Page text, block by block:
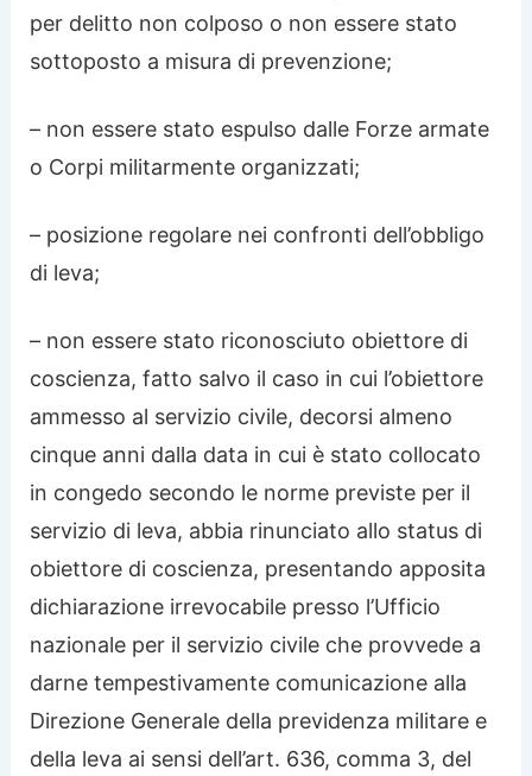
per delitto non colposo o non essere stato
sottoposto a misura di prevenzione;
– non essere stato espulso dalle Forze armate
o Corpi militarmente organizzati;
– posizione regolare nei confronti dell’obbligo
di leva;
– non essere stato riconosciuto obiettore di
coscienza, fatto salvo il caso in cui l’obiettore
ammesso al servizio civile, decorsi almeno
cinque anni dalla data in cui è stato collocato
in congedo secondo le norme previste per il
servizio di leva, abbia rinunciato allo status di
obiettore di coscienza, presentando apposita
dichiarazione irrevocabile presso l’Ufficio
nazionale per il servizio civile che provvede a
darne tempestivamente comunicazione alla
Direzione Generale della previdenza militare e
della leva ai sensi dell’art. 636, comma 3, del